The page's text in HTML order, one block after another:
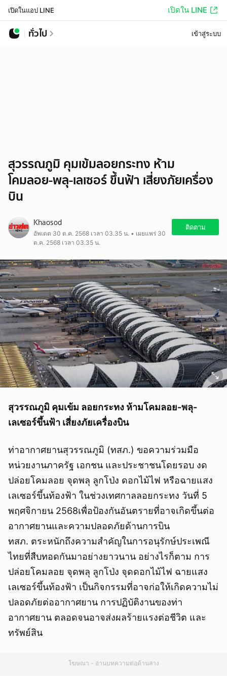
เปิดในแอป LINE เปิดใน LINE
ทั่วไป เข้าสู่ระบบ
สุวรรณภูมิ คุมเข้มลอยกระทง ห้าม
โคมลอย-พลุ-เลเซอร์ ขึ้นฟ้า เสี่ยงภัยเครื่อง
บิน
Khaosod
อัพเดต 30 ต.ค. 2568 เวลา 03.35 น. • เผยแพร่ 30
ต.ค. 2568 เวลา 03.35 น.
ติดตาม
สุวรรณภูมิ คุมเข้ม ลอยกระทง ห้ามโคมลอย-พลุ-
เลเซอร์ขึ้นฟ้า เสี่ยงภัยเครื่องบิน
ท่าอากาศยานสุวรรณภูมิ (ทสภ.) ขอความร่วมมือ
หน่วยงานภาครัฐ เอกชน และประชาชนโดยรอบ งด
ปล่อยโคมลอย จุดพลุ ลูกโป่ง ดอกไม้ไฟ หรือฉายแสง
เลเซอร์ขึ้นท้องฟ้า ในช่วงเทศกาลลอยกระทง วันที่ 5
พฤศจิกายน 2568เพื่อป้องกันอันตรายที่อาจเกิดขึ้นต่อ
อากาศยานและความปลอดภัยด้านการบิน
ทสภ. ตระหนักถึงความสำคัญในการอนุรักษ์ประเพณี
ไทยที่สืบทอดกันมาอย่างยาวนาน อย่างไรก็ตาม การ
ปล่อยโคมลอย จุดพลุ ลูกโป่ง จุดดอกไม้ไฟ ฉายแสง
เลเซอร์ขึ้นท้องฟ้า เป็นกิจกรรมที่อาจก่อให้เกิดความไม่
ปลอดภัยต่ออากาศยาน การปฏิบัติงานของท่า
อากาศยาน ตลอดจนอาจส่งผลร้ายแรงต่อชีวิต และ
ทรัพย์สิน
โฆษณา - อ่านบทความต่อด้านล่าง